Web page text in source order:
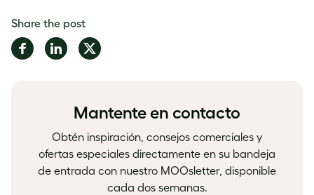
Share the post
Share Share Share
Mantente en contacto
Obtén inspiración, consejos comerciales y
ofertas especiales directamente en su bandeja
de entrada con nuestro MOOsletter, disponible
cada dos semanas.